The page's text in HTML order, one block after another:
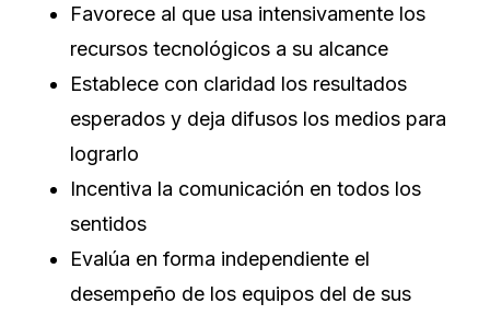
Favorece al que usa intensivamente los
recursos tecnológicos a su alcance
Establece con claridad los resultados
esperados y deja difusos los medios para
lograrlo
Incentiva la comunicación en todos los
sentidos
Evalúa en forma independiente el
desempeño de los equipos del de sus